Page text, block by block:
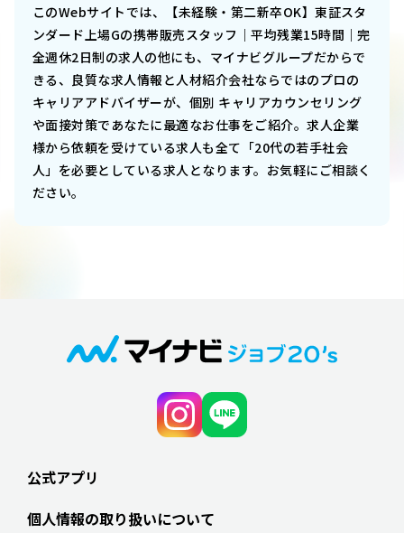
このWebサイトでは、
【未経験・第二新卒OK】東証スタ
ンダード上場Gの携帯販売スタッフ｜平均残業15時間｜完
全週休2日制の求人の他にも、マイナビグループだからで
きる、良質な求人情報と人材紹介会社ならではのプロの
キャリアアドバイザーが、個別 キャリアカウンセリング
や面接対策であなたに最適なお仕事をご紹介。求人企業
様から依頼を受けている求人も全て「20代の若手社会
人」を必要としている求人となります。お気軽にご相談く
ださい。
公式アプリ
個人情報の取り扱いについて